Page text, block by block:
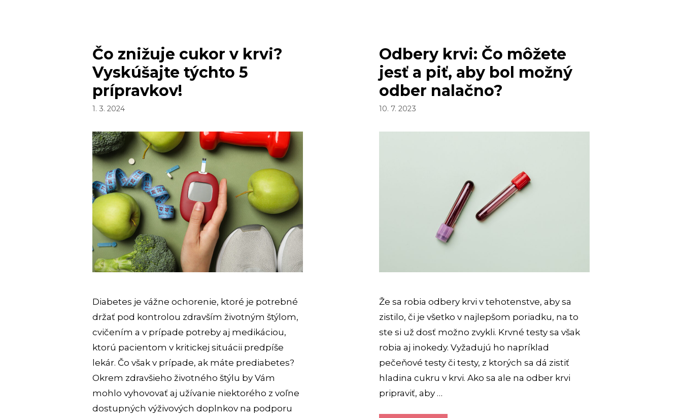
Čo znižuje cukor v krvi?
Vyskúšajte týchto 5
prípravkov!
1. 3. 2024
Diabetes je vážne ochorenie, ktoré je potrebné
držať pod kontrolou zdravším životným štýlom,
cvičením a v prípade potreby aj medikáciou,
ktorú pacientom v kritickej situácii predpíše
lekár. Čo však v prípade, ak máte prediabetes?
Okrem zdravšieho životného štýlu by Vám
mohlo vyhovovať aj užívanie niektorého z voľne
dostupných výživových doplnkov na podporu
Odbery krvi: Čo môžete
jesť a piť, aby bol možný
odber nalačno?
10. 7. 2023
Že sa robia odbery krvi v tehotenstve, aby sa
zistilo, či je všetko v najlepšom poriadku, na to
ste si už dosť možno zvykli. Krvné testy sa však
robia aj inokedy. Vyžadujú ho napríklad
pečeňové testy či testy, z ktorých sa dá zistiť
hladina cukru v krvi. Ako sa ale na odber krvi
pripraviť, aby …